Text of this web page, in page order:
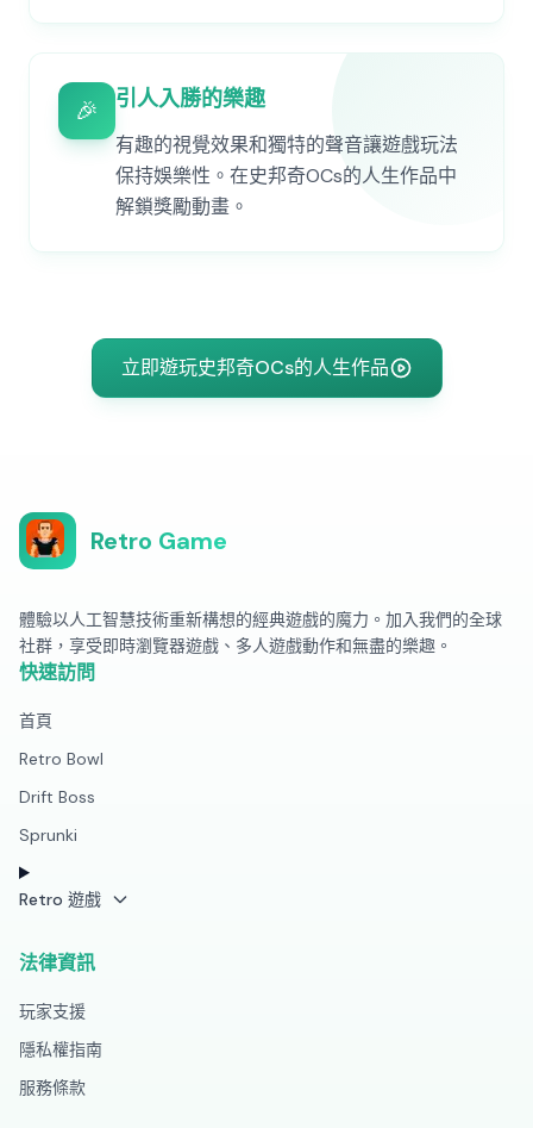
🎉 引人入勝的樂趣
有趣的視覺效果和獨特的聲音讓遊戲玩法
保持娛樂性。在史邦奇OCs的人生作品中
解鎖獎勵動畫。
立即遊玩史邦奇OCs的人生作品
Retro Game
體驗以人工智慧技術重新構想的經典遊戲的魔力。加入我們的全球
社群，享受即時瀏覽器遊戲、多人遊戲動作和無盡的樂趣。
快速訪問
首頁
Retro Bowl
Drift Boss
Sprunki
Retro 遊戲
法律資訊
玩家支援
隱私權指南
服務條款